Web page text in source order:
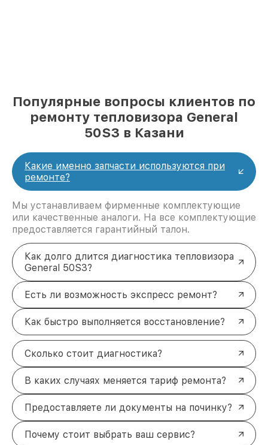
Популярные вопросы клиентов по
ремонту тепловизора General
50S3 в Казани
Какие именно запчасти используются при
ремонте?
Мы устанавливаем фирменные комплектующие
или качественные аналоги. На все комплектующие
предоставляется гарантийный талон.
Как долго длится диагностика тепловизора
General 50S3?
Есть ли возможность экспресс ремонт?
Как быстро выполняется восстановление?
Сколько стоит диагностика?
В каких случаях меняется тариф ремонта?
Предоставляете ли документы на починку?
Почему стоит выбрать ваш сервис?